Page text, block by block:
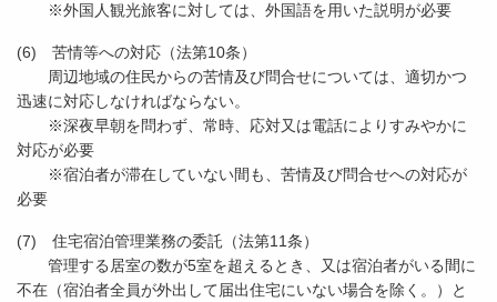
※外国人観光旅客に対しては、外国語を用いた説明が必要
(6) 苦情等への対応（法第10条）
周辺地域の住民からの苦情及び問合せについては、適切かつ
迅速に対応しなければならない。
※深夜早朝を問わず、常時、応対又は電話によりすみやかに
対応が必要
※宿泊者が滞在していない間も、苦情及び問合せへの対応が
必要
(7) 住宅宿泊管理業務の委託（法第11条）
管理する居室の数が5室を超えるとき、又は宿泊者がいる間に
不在（宿泊者全員が外出して届出住宅にいない場合を除く。）と